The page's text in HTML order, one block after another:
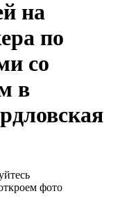
на
по
со
в
фото